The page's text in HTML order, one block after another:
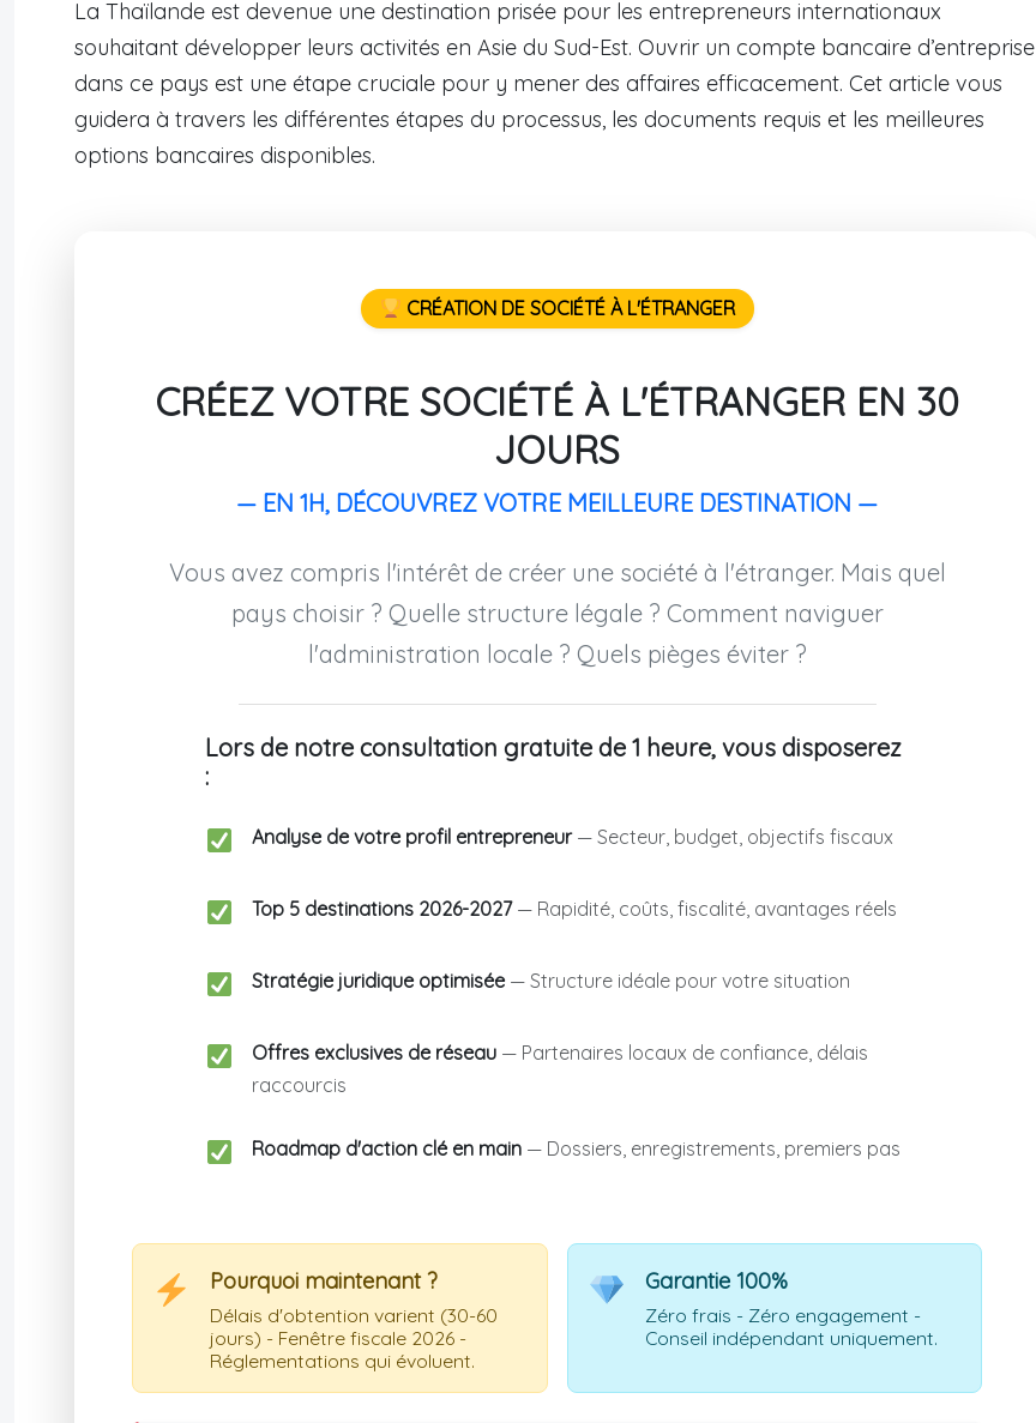
La Thaïlande est devenue une destination prisée pour les entrepreneurs internationaux
souhaitant développer leurs activités en Asie du Sud-Est. Ouvrir un compte bancaire d’entreprise
dans ce pays est une étape cruciale pour y mener des affaires efficacement. Cet article vous
guidera à travers les différentes étapes du processus, les documents requis et les meilleures
options bancaires disponibles.
CRÉATION DE SOCIÉTÉ À L'ÉTRANGER
CRÉEZ VOTRE SOCIÉTÉ À L'ÉTRANGER EN 30
JOURS
— EN 1H, DÉCOUVREZ VOTRE MEILLEURE DESTINATION —
Vous avez compris l'intérêt de créer une société à l'étranger. Mais quel
pays choisir ? Quelle structure légale ? Comment naviguer
l'administration locale ? Quels pièges éviter ?
Lors de notre consultation gratuite de 1 heure, vous disposerez
:
Analyse de votre profil entrepreneur — Secteur, budget, objectifs fiscaux
Top 5 destinations 2026-2027 — Rapidité, coûts, fiscalité, avantages réels
Stratégie juridique optimisée — Structure idéale pour votre situation
Offres exclusives de réseau — Partenaires locaux de confiance, délais
raccourcis
Roadmap d'action clé en main — Dossiers, enregistrements, premiers pas
Pourquoi maintenant ?
Délais d'obtention varient (30-60
jours) - Fenêtre fiscale 2026 -
Réglementations qui évoluent.
Garantie 100%
Zéro frais - Zéro engagement -
Conseil indépendant uniquement.